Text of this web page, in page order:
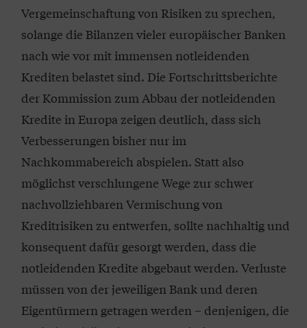
Vergemeinschaftung von Risiken zu sprechen,
solange die Bilanzen vieler europäischer Banken
nach wie vor mit immensen notleidenden
Krediten belastet sind. Die Fortschrittsberichte
der Kommission zum Abbau der notleidenden
Kredite in Europa zeigen deutlich, dass sich
Verbesserungen bisher nur im
Nachkommabereich abspielen. Statt also
möglichst verschlungene Wege zur schwer
nachvollziehbaren Vermischung von
Kreditrisiken zu entwerfen, sollte nachhaltig und
konsequent dafür gesorgt werden, dass die
notleidenden Kredite abgebaut werden. Verluste
müssen von der jeweiligen Bank und deren
Eigentürmern getragen werden – denjenigen, die